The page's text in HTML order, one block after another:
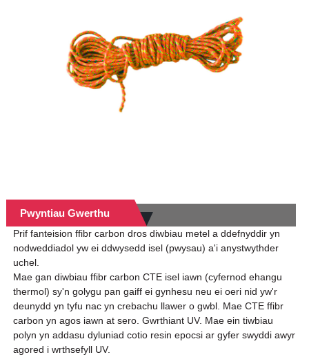
Pwyntiau Gwerthu
Prif fanteision ffibr carbon dros diwbiau metel a ddefnyddir yn
nodweddiadol yw ei ddwysedd isel (pwysau) a'i anystwythder
uchel.
Mae gan diwbiau ffibr carbon CTE isel iawn (cyfernod ehangu
thermol) sy'n golygu pan gaiff ei gynhesu neu ei oeri nid yw'r
deunydd yn tyfu nac yn crebachu llawer o gwbl. Mae CTE ffibr
carbon yn agos iawn at sero. Gwrthiant UV. Mae ein tiwbiau
polyn yn addasu dyluniad cotio resin epocsi ar gyfer swyddi awyr
agored i wrthsefyll UV.